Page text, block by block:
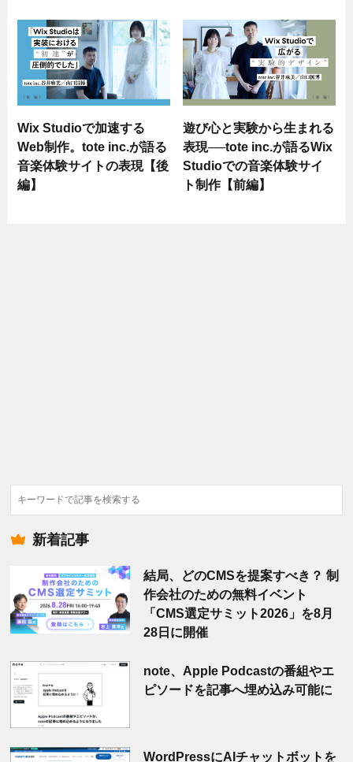
Wix Studioで加速する
Web制作。tote inc.が語る
音楽体験サイトの表現【後
編】
遊び心と実験から生まれる
表現──tote inc.が語るWix
Studioでの音楽体験サイ
ト制作【前編】
検
索
新着記事
結局、どのCMSを提案すべき？ 制
作会社のための無料イベント
「CMS選定サミット2026」を8月
28日に開催
note、Apple Podcastの番組やエ
ピソードを記事へ埋め込み可能に
WordPressにAIチャットボットを